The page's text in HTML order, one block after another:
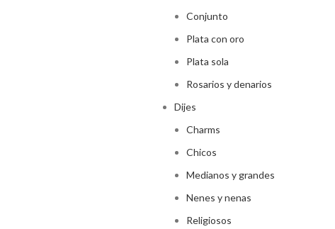
Conjunto
Plata con oro
Plata sola
Rosarios y denarios
Dijes
Charms
Chicos
Medianos y grandes
Nenes y nenas
Religiosos